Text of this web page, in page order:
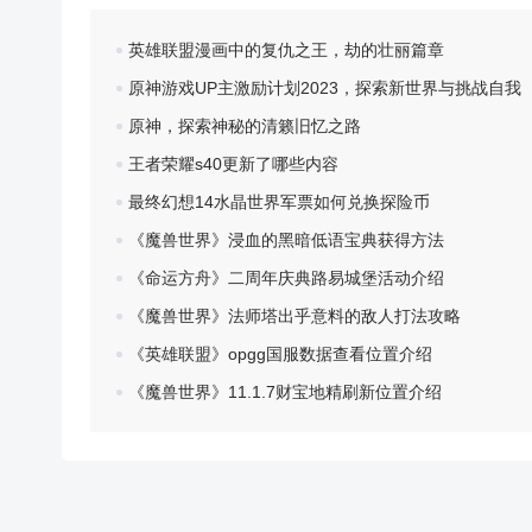
7、等Eugene上车后，推动绿杆启动火车（所有操纵杆
8、火车开出去没多久就会遇到怪物火车Charles，熟悉
9、Charles吃掉Eugene后会离开，我们的蜘蛛岛探索之
英雄联盟漫画中的复仇之王，劫的壮丽篇章
原神游戏UP主激励计划2023，探索新世界与挑战自我
原神，探索神秘的清籁旧忆之路
王者荣耀s40更新了哪些内容
最终幻想14水晶世界军票如何兑换探险币
《魔兽世界》浸血的黑暗低语宝典获得方法
《命运方舟》二周年庆典路易城堡活动介绍
《魔兽世界》法师塔出乎意料的敌人打法攻略
《英雄联盟》opgg国服数据查看位置介绍
《魔兽世界》11.1.7财宝地精刷新位置介绍